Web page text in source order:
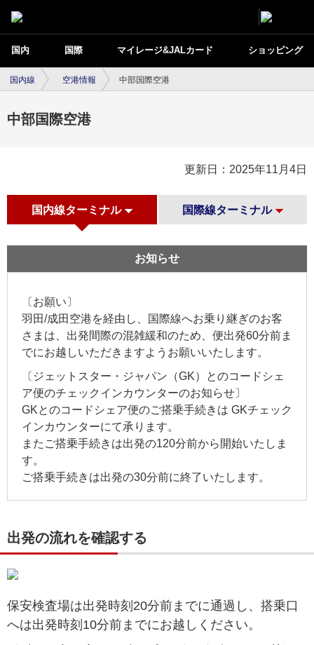
国内 国際 マイレージ&JALカード ショッピング
国内線 空港情報 中部国際空港
中部国際空港
更新日：2025年11月4日
国内線ターミナル 国際線ターミナル
お知らせ
〔お願い〕
羽田/成田空港を経由し、国際線へお乗り継ぎのお客
さまは、出発間際の混雑緩和のため、便出発60分前ま
でにお越しいただきますようお願いいたします。
〔ジェットスター・ジャパン（GK）とのコードシェ
ア便のチェックインカウンターのお知らせ〕
GKとのコードシェア便のご搭乗手続きは GKチェック
インカウンターにて承ります。
またご搭乗手続きは出発の120分前から開始いたしま
す。
ご搭乗手続きは出発の30分前に終了いたします。
出発の流れを確認する
保安検査場は出発時刻20分前までに通過し、搭乗口
へは出発時刻10分前までにお越しください。